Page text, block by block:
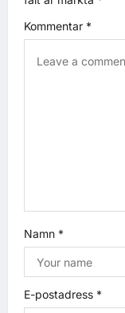
Kommentar *
Namn *
E-postadress *